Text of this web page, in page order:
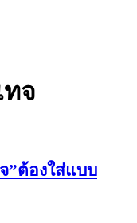
ทจ
”ต้องใส่แบบ